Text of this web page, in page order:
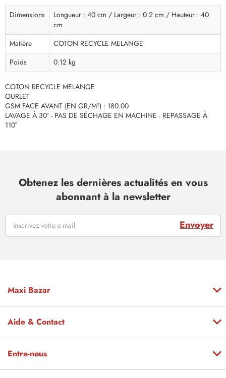
Dimensions
Longueur : 40 cm / Largeur : 0.2 cm / Hauteur : 40
cm
Matière
COTON RECYCLE MELANGE
Poids
0.12 kg
COTON RECYCLE MELANGE
OURLET
GSM FACE AVANT (EN GR/M²) : 180.00
LAVAGE À 30° - PAS DE SÉCHAGE EN MACHINE - REPASSAGE À
110°
Obtenez les dernières actualités en vous
abonnant à la newsletter
Envoyer
Maxi Bazar
Aide & Contact
Entre-nous